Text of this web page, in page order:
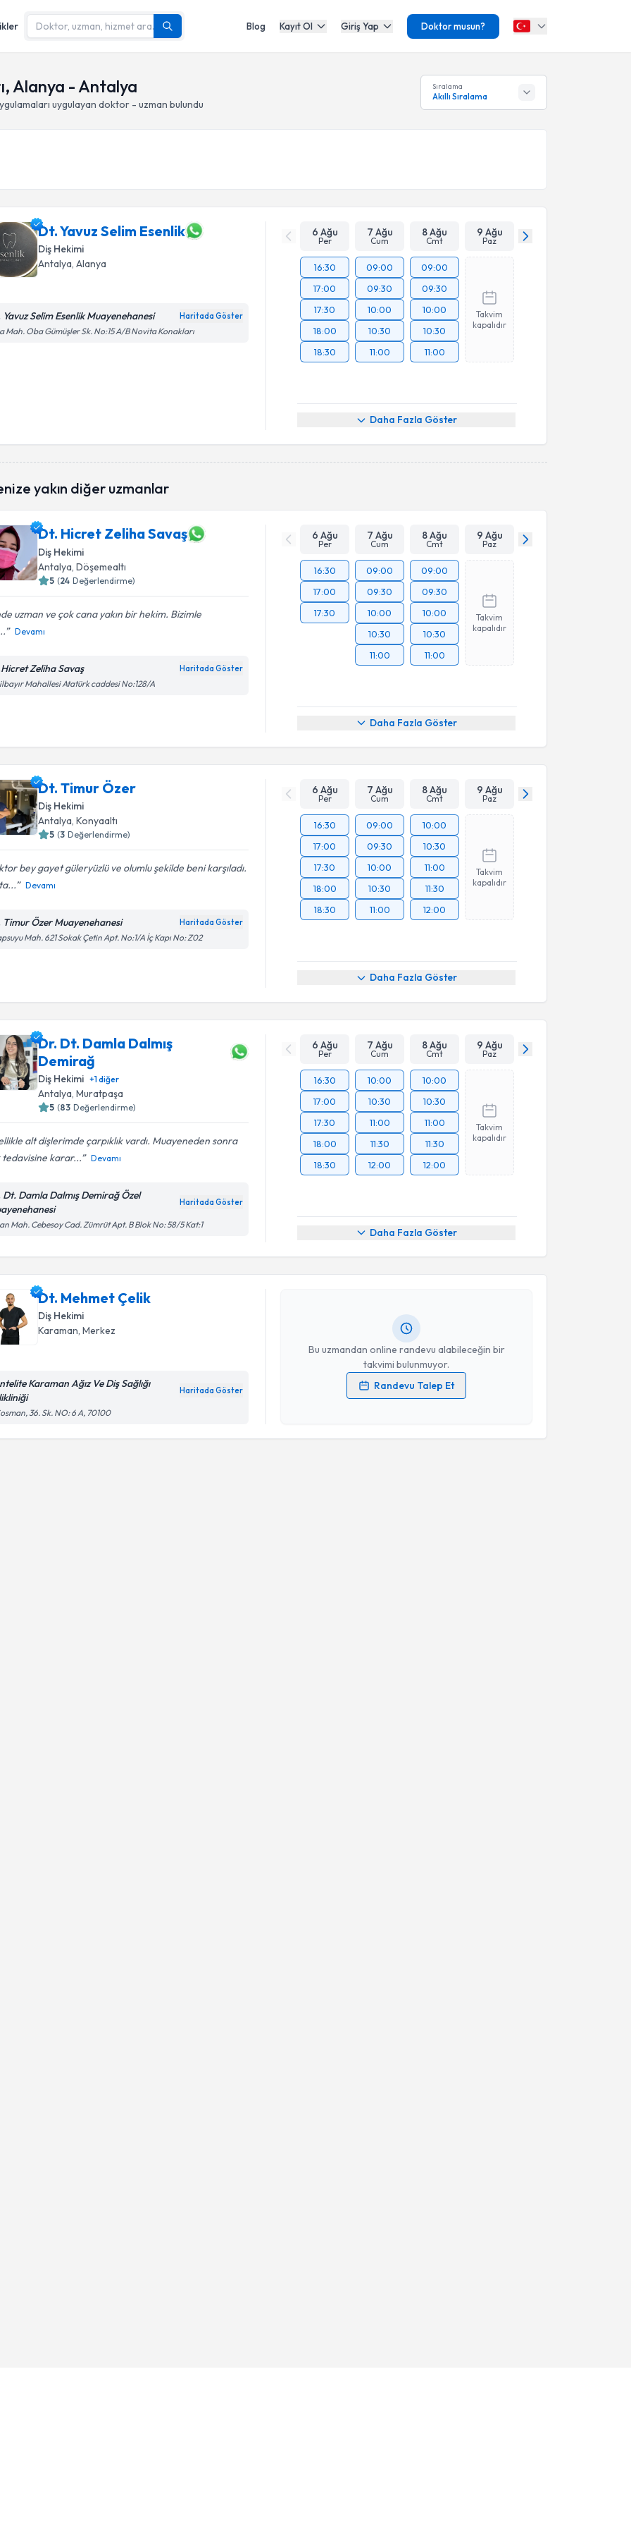
Blog Kayıt Ol Giriş Yap Doktor musun?
Alanya - Antalya
uygulayan doktor - uzman bulundu
Sıralama
Akıllı Sıralama
Dt. Yavuz Selim Esenlik
Diş Hekimi
Antalya, Alanya
Yavuz Selim Esenlik Muayenehanesi Haritada Göster
Mah. Oba Gümüşler Sk. No:15 A/B Novita Konakları
6 Ağu
Per
7 Ağu
Cum
8 Ağu
Cmt
9 Ağu
Paz
16:30
17:00
17:30
18:00
18:30
09:00
09:30
10:00
10:30
11:00
09:00
09:30
10:00
10:30
11:00
Takvim
kapalıdır
Daha Fazla Göster
yakın diğer uzmanlar
Dt. Hicret Zeliha Savaş
Diş Hekimi
Antalya , Döşemealtı
5 (24 Değerlendirme)
uzman ve çok cana yakın bir hekim. Bizimle
Devamı
Zeliha Savaş Haritada Göster
Mahallesi Atatürk caddesi No:128/A
6 Ağu
Per
7 Ağu
Cum
8 Ağu
Cmt
9 Ağu
Paz
16:30
17:00
17:30
09:00
09:30
10:00
10:30
11:00
09:00
09:30
10:00
10:30
11:00
Takvim
kapalıdır
Daha Fazla Göster
Dt. Timur Özer
Diş Hekimi
Antalya, Konyaaltı
5 (3 Değerlendirme)
bey gayet güleryüzlü ve olumlu şekilde beni karşıladı.
Devamı
Timur Özer Muayenehanesi Haritada Göster
Mah. 621 Sokak Çetin Apt. No:1/A İç Kapı No: Z02
6 Ağu
Per
7 Ağu
Cum
8 Ağu
Cmt
9 Ağu
Paz
16:30
17:00
17:30
18:00
18:30
09:00
09:30
10:00
10:30
11:00
10:00
10:30
11:00
11:30
12:00
Takvim
kapalıdır
Daha Fazla Göster
Dr. Dt. Damla Dalmış
Demirağ
Diş Hekimi +1diğer
Antalya , Muratpaşa
5 (83 Değerlendirme)
alt dişlerimde çarpıklık vardı. Muayeneden sonra
tedavisine karar...
Devamı
Dt. Damla Dalmış Demirağ Özel
Haritada Göster
Mah. Cebesoy Cad. Zümrüt Apt. B Blok No: 58/5 Kat:1
6 Ağu
Per
7 Ağu
Cum
8 Ağu
Cmt
9 Ağu
Paz
16:30
17:00
17:30
18:00
18:30
10:00
10:30
11:00
11:30
12:00
10:00
10:30
11:00
11:30
12:00
Takvim
kapalıdır
Daha Fazla Göster
Dt. Mehmet Çelik
Diş Hekimi
Karaman, Merkez
Karaman Ağız Ve Diş Sağlığı
Haritada Göster
36. Sk. NO: 6 A, 70100
Bu uzmandan online randevu alabileceğin bir
takvimi bulunmuyor.
Randevu Talep Et
Randevu Takvimi Talebi
Dt. Mehmet Çelikiçin randevu takvimi talebi oluşturun. Size bu
uzmandan randevu almanız için bir takvim hazırlandığında e-
Kişisel verilerimin işlenmesine ilişkinAydınlatma Metni